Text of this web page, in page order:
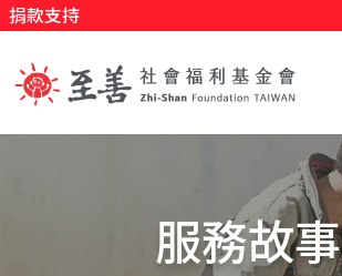
主
捐款支持
服務故事